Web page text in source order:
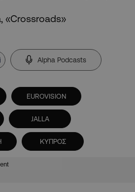
«Crossroads»
Alpha Podcasts
EUROVISION
JALLA
ΚΥΠΡΟΣ